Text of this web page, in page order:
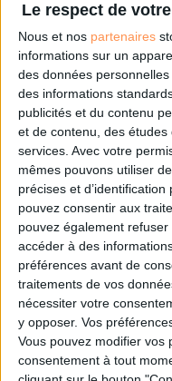
Le respect de
Nous et nos partenaires
informations sur un
des données
des informations
publicités et du contenu
et de contenu, des
services. Avec votre
mêmes pouvons utiliser
précises et
pouvez consentir aux
pouvez également
accéder à des
préférences avant de
traitements de vos
nécessiter votre
y opposer. Vos
Vous pouvez modifier vos
consentement à tout
d’identifier les étapes des
optimisées.
Vous pouvez dès à présent
"Outils collaboratifs : le grand
0 Commentaire
Outils Collaboratifs
ou